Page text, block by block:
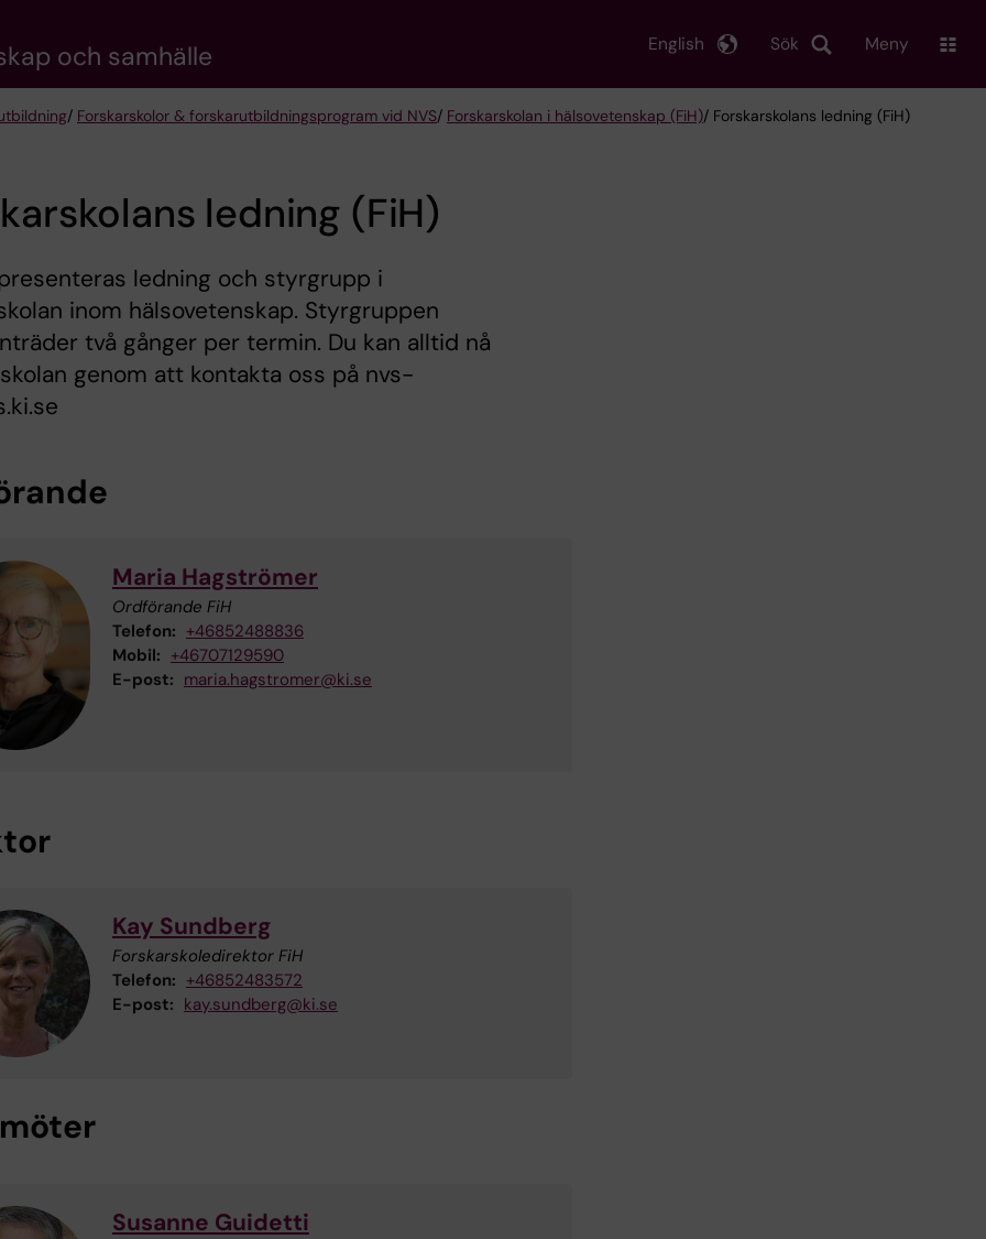
och samhälle Sök
English Meny
/ Forskarskolor & forskarutbildningsprogram vid NVS/ Forskarskolan i hälsovetenskap (FiH)/ Forskarskolans ledning (FiH)
ledning (FiH)
ledning och styrgrupp i
inom hälsovetenskap. Styrgruppen
två gånger per termin. Du kan alltid nå
genom att kontakta oss på nvs-
Maria Hagströmer
Ordförande FiH
Telefon: +46852488836
Mobil: +46707129590
E-post: maria.hagstromer@ki.se
Kay Sundberg
Forskarskoledirektor FiH
Telefon: +46852483572
E-post: kay.sundberg@ki.se
Susanne Guidetti